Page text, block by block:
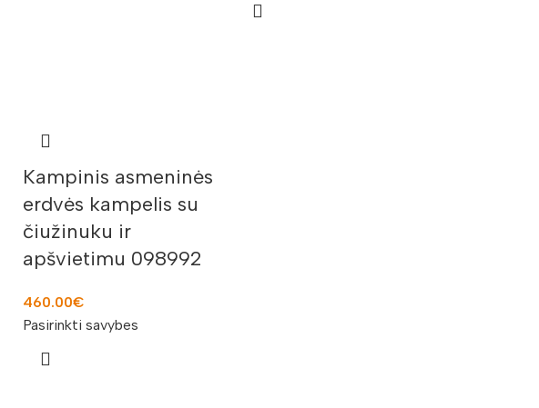
Kampinis asmeninės
erdvės kampelis su
čiužinuku ir
apšvietimu 098992
460.00€
Pasirinkti savybes